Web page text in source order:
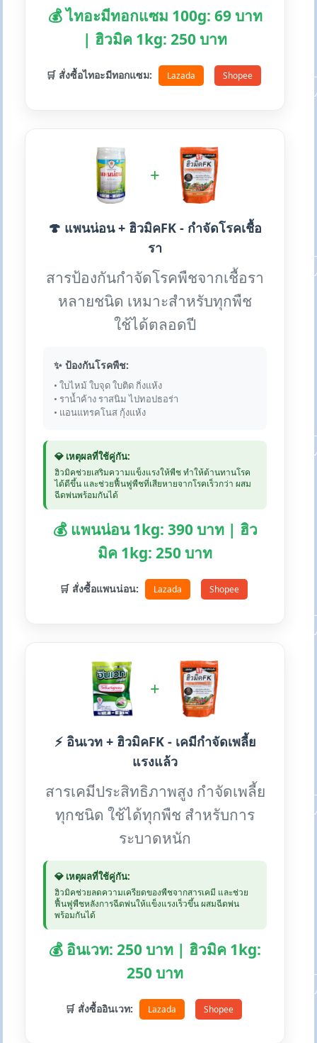
💰 ไทอะมีทอกแซม 100g: 69 บาท
| ฮิวมิค 1kg: 250 บาท
🛒 สั่งซื้อไทอะมีทอกแซม: Lazada Shopee
+
🍄 แพนน่อน + ฮิวมิคFK - กำจัดโรคเชื้อ
รา
สารป้องกันกำจัดโรคพืชจากเชื้อรา
หลายชนิด เหมาะสำหรับทุกพืช
ใช้ได้ตลอดปี
✨ ป้องกันโรคพืช:
• ใบไหม้ ใบจุด ใบติด กิ่งแห้ง
• ราน้ำค้าง ราสนิม ไปทอปธอร่า
• แอนแทรคโนส กุ้งแห้ง
💎 เหตุผลที่ใช้คู่กัน:
ฮิวมิคช่วยเสริมความแข็งแรงให้พืช ทำให้ต้านทานโรค
ได้ดีขึ้น และช่วยฟื้นฟูพืชที่เสียหายจากโรคเร็วกว่า ผสม
ฉีดพ่นพร้อมกันได้
💰 แพนน่อน 1kg: 390 บาท | ฮิว
มิค 1kg: 250 บาท
🛒 สั่งซื้อแพนน่อน: Lazada Shopee
+
⚡ อินเวท + ฮิวมิคFK - เคมีกำจัดเพลี้ย
แรงแล้ว
สารเคมีประสิทธิภาพสูง กำจัดเพลี้ย
ทุกชนิด ใช้ได้ทุกพืช สำหรับการ
ระบาดหนัก
💎 เหตุผลที่ใช้คู่กัน:
ฮิวมิคช่วยลดความเครียดของพืชจากสารเคมี และช่วย
ฟื้นฟูพืชหลังการฉีดพ่นให้แข็งแรงเร็วขึ้น ผสมฉีดพ่น
พร้อมกันได้
💰 อินเวท: 250 บาท | ฮิวมิค 1kg:
250 บาท
🛒 สั่งซื้ออินเวท: Lazada Shopee